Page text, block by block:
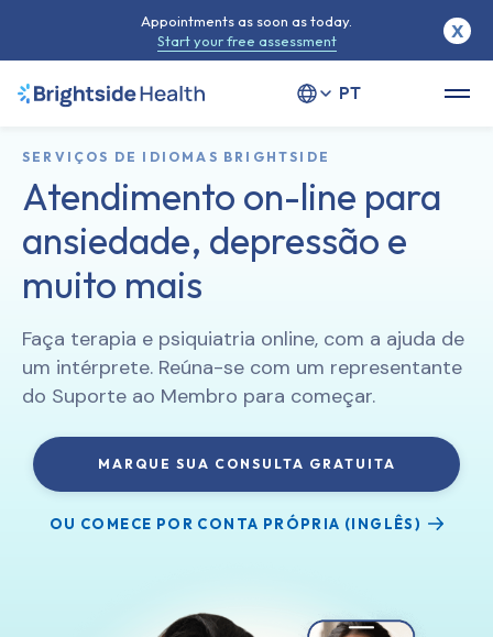
Select your language
SERVIÇOS DE IDIOMAS BRIGHTSIDE
Atendimento on-line para
ansiedade, depressão e
muito mais
Faça terapia e psiquiatria online, com a ajuda de
um intérprete. Reúna-se com um representante
do Suporte ao Membro para começar.
MARQUE SUA CONSULTA GRATUITA
OU COMECE POR CONTA PRÓPRIA (INGLÊS)
Appointments as soon as today.
Start your free assessment
X